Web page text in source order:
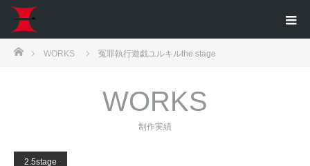
ホームWORKS 冤罪執行遊戯ユルキルthe stage
WORKS
制作実績
2.5stage